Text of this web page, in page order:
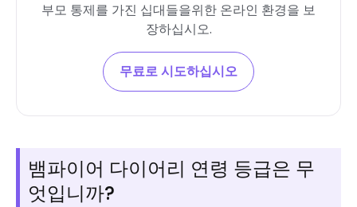
부모 통제를 가진 십대들을위한 온라인 환경을 보
장하십시오.
무료로 시도하십시오
뱀파이어 다이어리 연령 등급은 무
엇입니까?